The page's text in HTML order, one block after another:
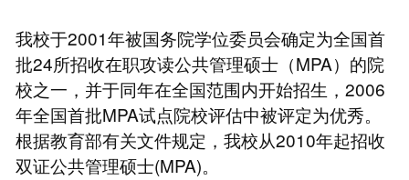
我校于2001年被国务院学位委员会确定为全国首
批24所招收在职攻读公共管理硕士（MPA）的院
校之一，并于同年在全国范围内开始招生，2006
年全国首批MPA试点院校评估中被评定为优秀。
根据教育部有关文件规定，我校从2010年起招收
双证公共管理硕士(MPA)。